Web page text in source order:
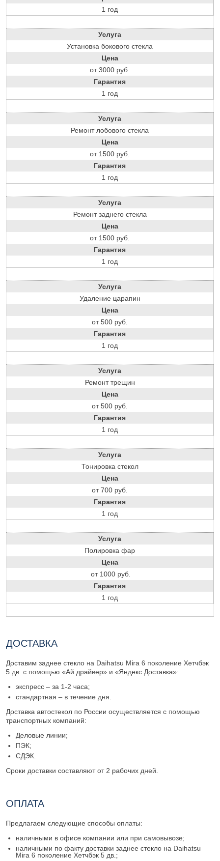
1 год
Услуга
Установка бокового стекла
Цена
от 3000 руб.
Гарантия
1 год
Услуга
Ремонт лобового стекла
Цена
от 1500 руб.
Гарантия
1 год
Услуга
Ремонт заднего стекла
Цена
от 1500 руб.
Гарантия
1 год
Услуга
Удаление царапин
Цена
от 500 руб.
Гарантия
1 год
Услуга
Ремонт трещин
Цена
от 500 руб.
Гарантия
1 год
Услуга
Тонировка стекол
Цена
от 700 руб.
Гарантия
1 год
Услуга
Полировка фар
Цена
от 1000 руб.
Гарантия
1 год
ДОСТАВКА
Доставим заднее стекло на Daihatsu Mira 6 поколение Хетчбэк
5 дв. с помощью «Ай драйвер» и «Яндекс Доставка»:
экспресс – за 1-2 часа;
стандартная – в течение дня.
Доставка автостекол по России осуществляется с помощью
транспортных компаний:
Деловые линии;
ПЭК;
СДЭК.
Сроки доставки составляют от 2 рабочих дней.
ОПЛАТА
Предлагаем следующие способы оплаты:
наличными в офисе компании или при самовывозе;
наличными по факту доставки заднее стекло на Daihatsu
Mira 6 поколение Хетчбэк 5 дв.;